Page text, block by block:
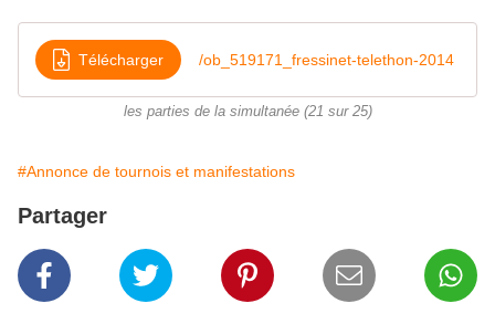
Télécharger /ob_519171_fressinet-telethon-2014
les parties de la simultanée (21 sur 25)
#Annonce de tournois et manifestations
Partager